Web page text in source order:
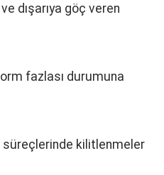
dışarıya göç veren
fazlası durumuna
süreçlerinde kilitlenmeler